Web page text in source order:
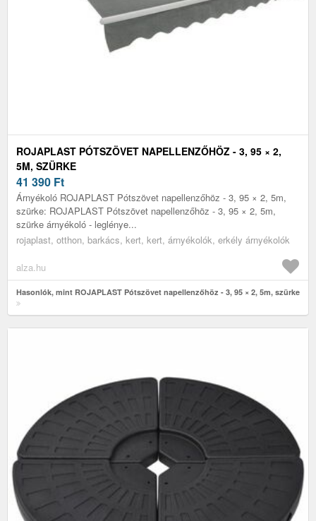
ROJAPLAST PÓTSZÖVET NAPELLENZŐHÖZ - 3, 95 × 2,
5M, SZÜRKE
41 390 Ft
Árnyékoló ROJAPLAST Pótszövet napellenzőhöz - 3, 95 × 2, 5m,
szürke: ROJAPLAST Pótszövet napellenzőhöz - 3, 95 × 2, 5m,
szürke árnyékoló - leglénye...
rojaplast, otthon, barkács, kert, kert, árnyékolók, erkély árnyékolók
alza.hu
Hasonlók, mint ROJAPLAST Pótszövet napellenzőhöz - 3, 95 × 2, 5m, szürke